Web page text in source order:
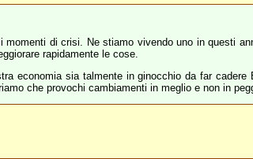
di crisi. Ne stiamo vivendo uno in questi
rapidamente le cose.
economia sia talmente in ginocchio da far cadere
che provochi cambiamenti in meglio e non in